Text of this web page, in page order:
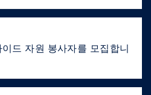
드 자원 봉사자를 모집합니